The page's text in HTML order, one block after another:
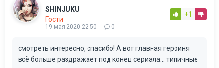
SHINJUKU
Гости
19 мая 2020 22:50 0
+1
смотреть интересно, спасибо! А вот главная героиня
всё больше раздражает под конец сериала... типичные